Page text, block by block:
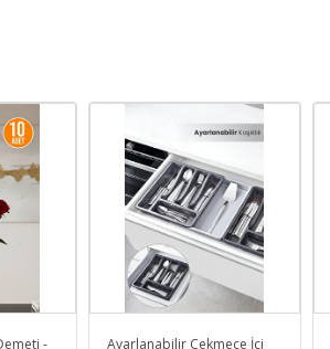
-
Ayarlanabilir Çekmece İçi